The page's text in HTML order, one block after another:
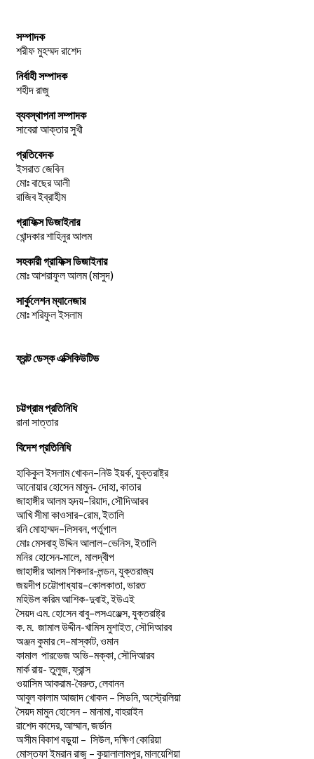
সম্পাদক
শরীফ মুহম্মদ রাশেদ
নির্বাহী সম্পাদক
শহীদ রাজু
ব্যবস্থাপনা সম্পাদক
সাবেরা আক্তার সুখী
প্রতিবেদক
ইসরাত জেবিন
মোঃ বাছের আলী
রাজিব ইব্রাহীম
গ্রাফিক্স ডিজাইনার
খোন্দকার শাহিনুর আলম
সহকারী গ্রাফিক্স ডিজাইনার
মোঃ আশরাফুল আলম (মাসুদ)
সার্কুলেশন ম্যানেজার
মোঃ শরিফুল ইসলাম
ফ্রন্ট ডেস্ক এক্সিকিউটিভ
চট্টগ্রাম প্রতিনিধি
রানা সাত্তার
বিদেশ প্রতিনিধি
হাকিকুলইসলামখোকন–নিউইয়র্ক, যুক্তরাষ্ট্র
আনোয়ারহোসেনমামুন-দোহা কাতার
জাহাঙ্গীরআলমহৃদয়–রিয়াদ সৌদিআরব
আখিসীমাকাওসার–রোম,ইতালি
রনিমোহাম্মদ–লিসবন, পর্তুগাল
মোঃমেসবাহ্উদ্দিনআলাল–ভেনিস,ইতালি
মনির হোসেন-মালে, মালদ্বীপ
জাহাঙ্গীর আলম শিকদার-লন্ডন, যুক্তরাজ্য
জয়দীপচট্টোপাধ্যায়–কোলকাতা ভারত
মহিউল করিম আশিক-দুবাই, ইউএই
সৈয়দএম. হোসেনবাবু–লসএঞ্জেল্স, যুক্তরাষ্ট্র
ক ম. জামালউদ্দীন-খামিস মুশাইত, সৌদিআরব
অঞ্জনকুমারদে–মাস্কাট, ওমান
কামাল পারভেজঅভি–মক্কা সৌদিআরব
মার্ক রায়- তুলুজ, ফ্রান্স
ওয়াসিম আকরাম-বৈরুত, লেবানন
আবুল কালাম আজাদ খোকন – সিডনি, অস্ট্রেলিয়া
সৈয়দ মামুন হোসেন – মানামা, বাহরাইন
রাশেদ কাদের, আম্মান, জর্ডান
অসীম বিকাশ বড়ুয়া – সিউল, দক্ষিণ কোরিয়া
মোস্তফা ইমরান রাজু – কুয়ালালামপুর, মালয়েশিয়া